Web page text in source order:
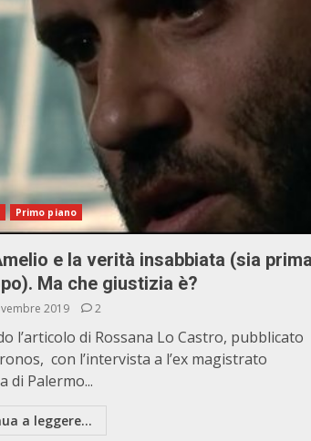
Primo piano
e la verità insabbiata (sia
Ma che giustizia è?
2019 2
l’articolo di Rossana Lo Castro, pubblicato
con l’intervista a l’ex magistrato
di Palermo...
a leggere...